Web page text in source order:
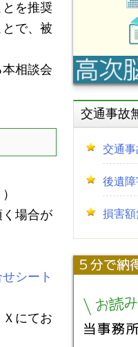
を推奨
で、被
相談会
場合が
シート
にてお
交通事故
交通
後遺障
損害額